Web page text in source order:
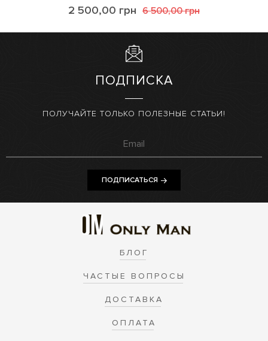
2 500,00 грн 6 500,00грн
ПОДПИСКА
ПОЛУЧАЙТЕ ТОЛЬКО ПОЛЕЗНЫЕ СТАТЬИ!
ПОДПИСАТЬСЯ
БЛОГ
ЧАСТЫЕ ВОПРОСЫ
ДОСТАВКА
ОПЛАТА